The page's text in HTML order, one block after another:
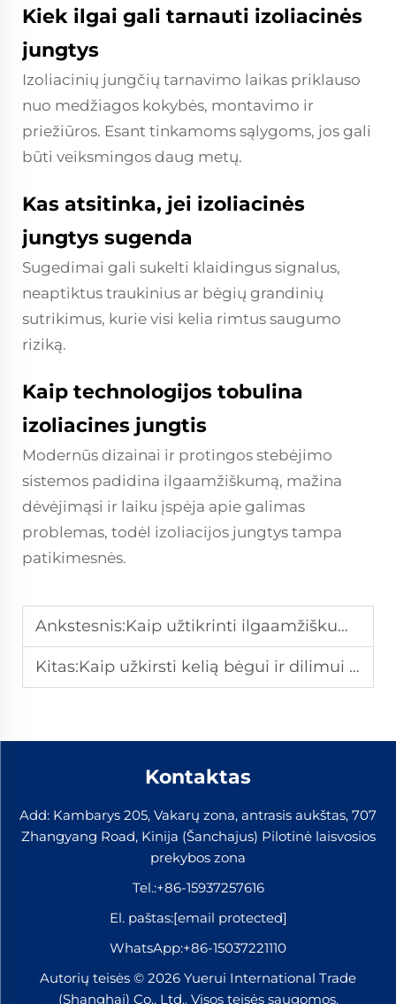
Kiek ilgai gali tarnauti izoliacinės
jungtys
Izoliacinių jungčių tarnavimo laikas priklauso
nuo medžiagos kokybės, montavimo ir
priežiūros. Esant tinkamoms sąlygoms, jos gali
būti veiksmingos daug metų.
Kas atsitinka, jei izoliacinės
jungtys sugenda
Sugedimai gali sukelti klaidingus signalus,
neaptiktus traukinius ar bėgių grandinių
sutrikimus, kurie visi kelia rimtus saugumo
riziką.
Kaip technologijos tobulina
izoliacines jungtis
Modernūs dizainai ir protingos stebėjimo
sistemos padidina ilgaamžiškumą, mažina
dėvėjimąsi ir laiku įspėja apie galimas
problemas, todėl izoliacijos jungtys tampa
patikimesnės.
Ankstesnis:Kaip užtikrinti ilgaamžiškumą geležinkelių izoliaciniuose sujungimuose?
Kitas:Kaip užkirsti kelią bėgui ir dilimui bėgių izoliacijos sujungimuose?
Kontaktas
Add: Kambarys 205, Vakarų zona, antrasis aukštas, 707
Zhangyang Road, Kinija (Šanchajus) Pilotinė laisvosios
prekybos zona
Tel.:+86-15937257616
El. paštas:[email protected]
WhatsApp:+86-15037221110
Autorių teisės © 2026 Yuerui International Trade
(Shanghai) Co., Ltd.. Visos teisės saugomos.